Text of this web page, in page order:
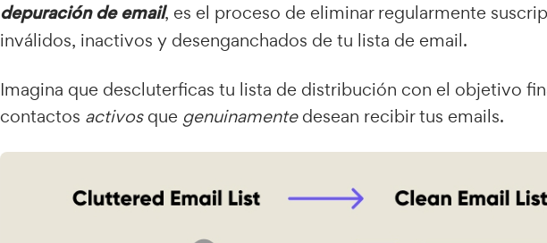
depuración de email, es el proceso de eliminar regularmente
inválidos, inactivos y desenganchados de tu lista de email.
Imagina que descluterficas tu lista de distribución con el objetivo
contactos activosque genuinamentedesean recibir tus emails.